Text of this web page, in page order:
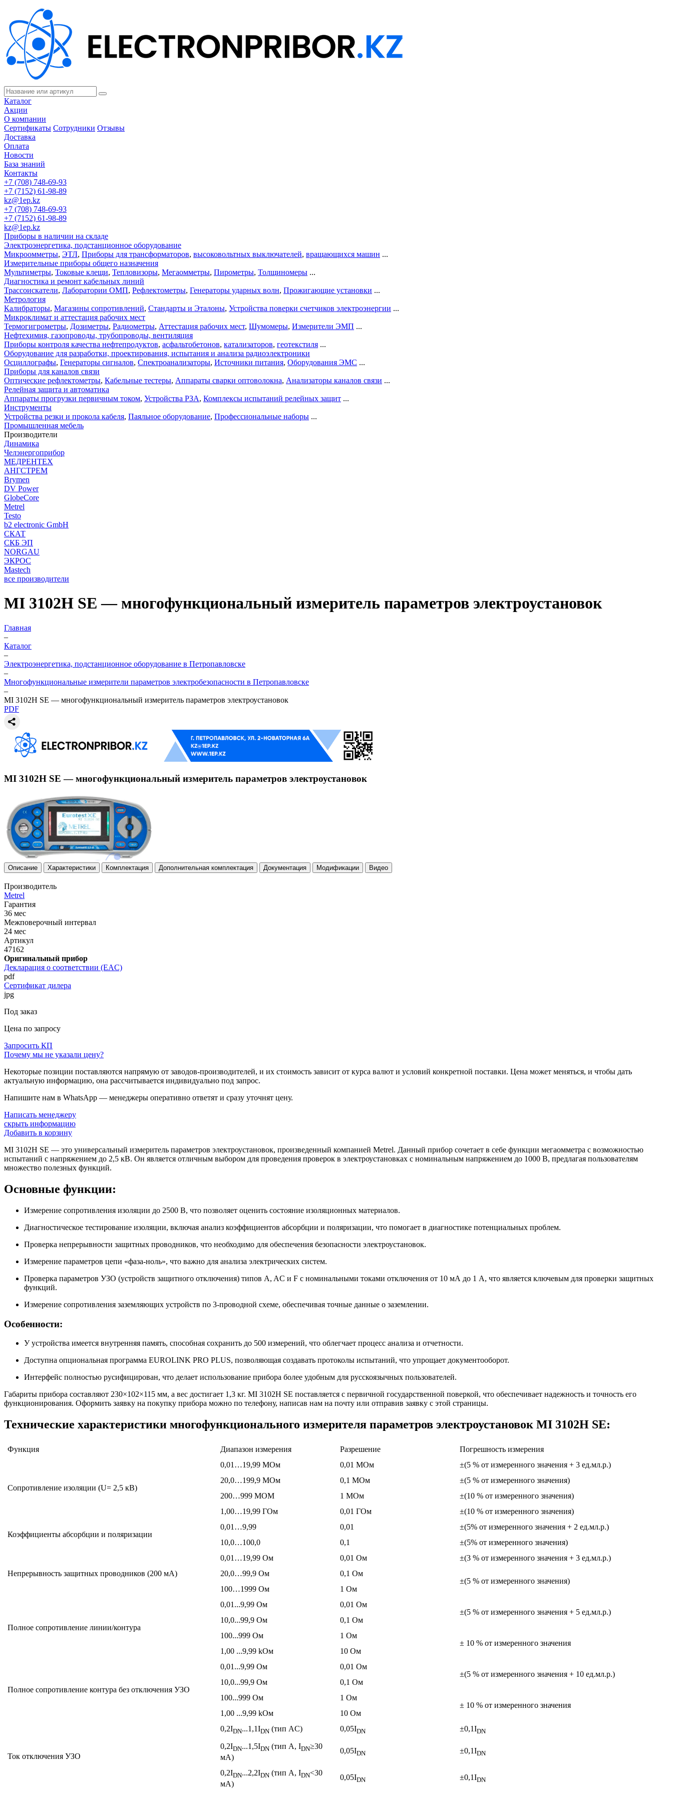
Каталог
Акции
О компании
Сертификаты Сотрудники Отзывы
Доставка
Оплата
Новости
База знаний
Контакты
+7 (708) 748-69-93
+7 (7152) 61-98-89
kz@1ep.kz
+7 (708) 748-69-93
+7 (7152) 61-98-89
kz@1ep.kz
Приборы в наличии на складе
Электроэнергетика, подстанционное оборудование
Микроомметры, ЭТЛ, Приборы для трансформаторов, высоковольтных выключателей, вращающихся машин ...
Измерительные приборы общего назначения
Мультиметры, Токовые клещи, Тепловизоры, Мегаомметры, Пирометры, Толщиномеры ...
Диагностика и ремонт кабельных линий
Трассоискатели, Лаборатории ОМП, Рефлектометры, Генераторы ударных волн, Прожигающие установки ...
Метрология
Калибраторы, Магазины сопротивлений, Стандарты и Эталоны, Устройства поверки счетчиков электроэнергии ...
Микроклимат и аттестация рабочих мест
Термогигрометры, Дозиметры, Радиометры, Аттестация рабочих мест, Шумомеры, Измерители ЭМП ...
Нефтехимия, газопроводы, трубопроводы, вентиляция
Приборы контроля качества нефтепродуктов, асфальтобетонов, катализаторов, геотекстиля ...
Оборудование для разработки, проектирования, испытания и анализа радиоэлектроники
Осциллографы, Генераторы сигналов, Спектроанализаторы, Источники питания, Оборудования ЭМС ...
Приборы для каналов связи
Оптические рефлектометры, Кабельные тестеры, Аппараты сварки оптоволокна, Анализаторы каналов связи ...
Релейная защита и автоматика
Аппараты прогрузки первичным током, Устройства РЗА, Комплексы испытаний релейных защит ...
Инструменты
Устройства резки и прокола кабеля, Паяльное оборудование, Профессиональные наборы ...
Промышленная мебель
Производители
Динамика
Челэнергоприбор
МЕДРЕНТЕХ
АНГСТРЕМ
Brymen
DV Power
GlobeCore
Metrel
Testo
b2 electronic GmbH
СКАТ
СКБ ЭП
NORGAU
ЭКРОС
Mastech
все производители
MI 3102H SE — многофункциональный измеритель параметров электроустановок
Главная
–
Каталог
–
Электроэнергетика, подстанционное оборудование в Петропавловске
–
Многофункциональные измерители параметров электробезопасности в Петропавловске
–
MI 3102H SE — многофункциональный измеритель параметров электроустановок
PDF
MI 3102H SE — многофункциональный измеритель параметров электроустановок
Описание Характеристики Комплектация Дополнительная комплектация Документация Модификации Видео
Производитель
Metrel
Гарантия
36 мес
Межповерочный интервал
24 мес
Артикул
47162
Оригинальный прибор
Декларация о соответствии (EAC)
pdf
Сертификат дилера
jpg
Под заказ
Цена по запросу
Запросить КП
Почему мы не указали цену?
Некоторые позиции поставляются напрямую от заводов-производителей, и их стоимость зависит от курса валют и условий конкретной поставки. Цена может меняться, и чтобы дать
актуальную информацию, она рассчитывается индивидуально под запрос.
Напишите нам в WhatsApp — менеджеры оперативно ответят и сразу уточнят цену.
Написать менеджеру
скрыть информацию
Добавить в корзину
MI 3102H SE — это универсальный измеритель параметров электроустановок, произведенный компанией Metrel. Данный прибор сочетает в себе функции мегаомметра с возможностью
испытаний с напряжением до 2,5 кВ. Он является отличным выбором для проведения проверок в электроустановках с номинальным напряжением до 1000 В, предлагая пользователям
множество полезных функций.
Основные функции:
Измерение сопротивления изоляции до 2500 В, что позволяет оценить состояние изоляционных материалов.
Диагностическое тестирование изоляции, включая анализ коэффициентов абсорбции и поляризации, что помогает в диагностике потенциальных проблем.
Проверка непрерывности защитных проводников, что необходимо для обеспечения безопасности электроустановок.
Измерение параметров цепи «фаза-ноль», что важно для анализа электрических систем.
Проверка параметров УЗО (устройств защитного отключения) типов A, AC и F с номинальными токами отключения от 10 мА до 1 А, что является ключевым для проверки защитных
функций.
Измерение сопротивления заземляющих устройств по 3-проводной схеме, обеспечивая точные данные о заземлении.
Особенности:
У устройства имеется внутренняя память, способная сохранить до 500 измерений, что облегчает процесс анализа и отчетности.
Доступна опциональная программа EUROLINK PRO PLUS, позволяющая создавать протоколы испытаний, что упрощает документооборот.
Интерфейс полностью русифицирован, что делает использование прибора более удобным для русскоязычных пользователей.
Габариты прибора составляют 230×102×115 мм, а вес достигает 1,3 кг. MI 3102H SE поставляется с первичной государственной поверкой, что обеспечивает надежность и точность его
функционирования. Оформить заявку на покупку прибора можно по телефону, написав нам на почту или отправив заявку с этой страницы.
Технические характеристики многофункционального измерителя параметров электроустановок MI 3102H SE:
Функция Диапазон измерения Разрешение Погрешность измерения
Сопротивление изоляции (U= 2,5 кВ)
0,01…19,99 МОм 0,01 МОм
±(5 % от измеренного значения + 3 ед.мл.р.)
20,0…199,9 МОм
0,1 МОм
±(5 % от измеренного значения)
200…999 МОМ
1 МОм
±(10 % от измеренного значения)
1,00…19,99 ГОм
0,01 ГОм ±(10 % от измеренного значения)
Коэффициенты абсорбции и поляризации
0,01…9,99 0,01
±(5% от измеренного значения + 2 ед.мл.р.)
10,0…100,0
0,1 ±(5% от измеренного значения)
Непрерывность защитных проводников (200 мА)
0,01…19,99 Ом 0,01 Ом
±(3 % от измеренного значения + 3 ед.мл.р.)
20,0…99,9 Ом
0,1 Ом
±(5 % от измеренного значения)
100…1999 Ом
1 Ом
Полное сопротивление линии/контура
0,01...9,99 Ом
0,01 Ом
±(5 % от измеренного значения + 5 ед.мл.р.)
10,0...99,9 Ом
0,1 Ом
100...999 Ом
1 Ом
± 10 % от измеренного значения
1,00 ...9,99 kОм
10 Ом
Полное сопротивление контура без отключения УЗО
0,01...9,99 Ом
0,01 Ом
±(5 % от измеренного значения + 10 ед.мл.р.)
10,0...99,9 Ом
0,1 Ом
100...999 Ом
1 Ом
± 10 % от измеренного значения
1,00 ...9,99 kОм
10 Ом
Ток отключения УЗО
0,2IDN...1,1IDN (тип AC) 0,05IDN ±0,1IDN
0,2IDN...1,5IDN (тип A, IDN≥30
мА)
0,05IDN ±0,1IDN
0,2IDN...2,2IDN (тип A, IDN<30
мА)
0,05IDN ±0,1IDN